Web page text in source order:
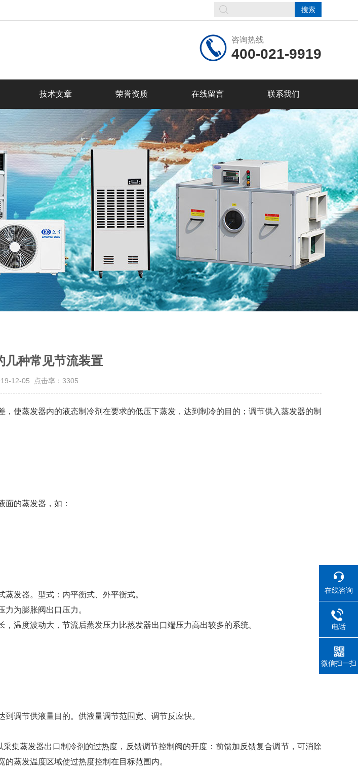
咨询热线
400-021-9919
技术文章 荣誉资质 在线留言 联系我们
几种常见节流装置
12-05 点击率：3305
使蒸发器内的液态制冷剂在要求的低压下蒸发，达到制冷的目的；调节供入蒸发器的制
面的蒸发器，如：
发器。型式：内平衡式、外平衡式。
为膨胀阀出口压力。
温度波动大，节流后蒸发压力比蒸发器出口端压力高出较多的系统。
调节供液量目的。供液量调节范围宽、调节反应快。
集蒸发器出口制冷剂的过热度，反馈调节控制阀的开度：前馈加反馈复合调节，可消除
蒸发温度区域使过热度控制在目标范围内。
在线咨询
电话
微信扫一扫